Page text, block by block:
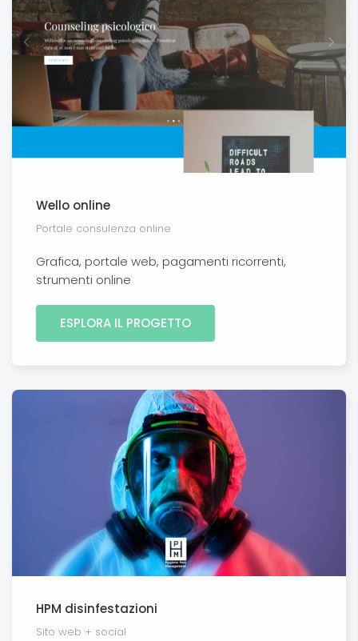
Wello online
Portale consulenza online
Grafica, portale web, pagamenti ricorrenti,
strumenti online
ESPLORA IL PROGETTO
HPM disinfestazioni
Sito web + social